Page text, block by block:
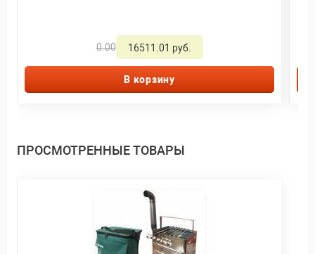
0.00 16511.01 руб.
В корзину
ПРОСМОТРЕННЫЕ ТОВАРЫ